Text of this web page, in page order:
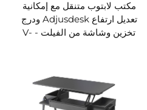
مكتب لابتوب متنقل مع إمكانية
تعديل ارتفاع Adjusdesk ودرج
تخزين وشاشة من الفيلت - V-